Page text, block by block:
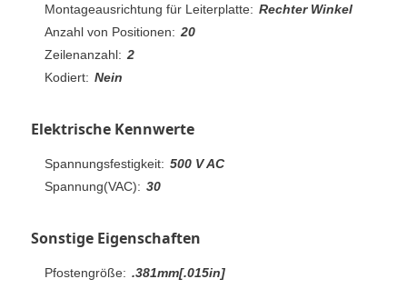
Montageausrichtung für Leiterplatte: Rechter Winkel
Anzahl von Positionen: 20
Zeilenanzahl: 2
Kodiert: Nein
Elektrische Kennwerte
Spannungsfestigkeit: 500 V AC
Spannung(VAC): 30
Sonstige Eigenschaften
Pfostengröße: .381mm[.015in]